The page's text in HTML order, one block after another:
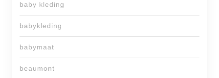
baby kleding
babykleding
babymaat
beaumont